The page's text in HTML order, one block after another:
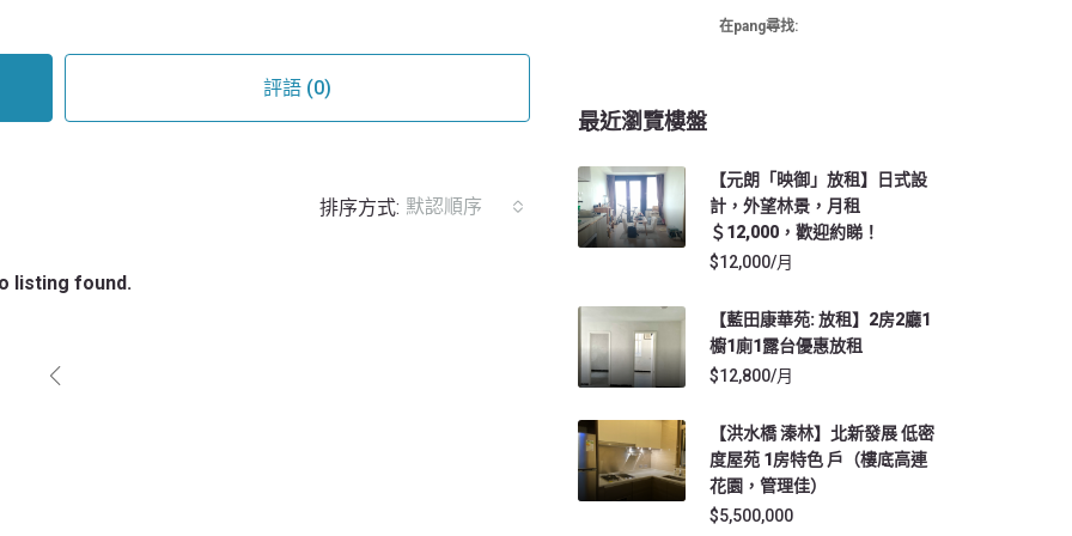
評語 (0)
排序方式: 默認順序
listing found.
在pang尋找:
最近瀏覽樓盤
【元朗「映御」放租】日式設
計，外望林景，月租
＄12,000，歡迎約睇！
$12,000/月
【藍田康華苑: 放租】2房2廳1
櫥1廁1露台優惠放租
$12,800/月
【洪水橋 溱林】北新發展 低密
度屋苑 1房特色 戶（樓底高連
花園，管理佳）
$5,500,000